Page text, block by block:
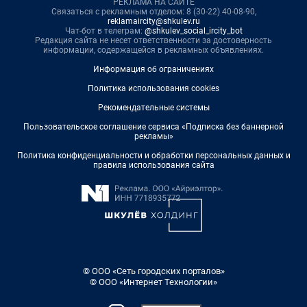
Связаться с рекламным отделом: 8 (30-22) 40-08-90,
reklamaircity@shkulev.ru
Чат-бот в телеграм: @shkulev_social_ircity_bot
Редакция сайта не несет ответственности за достоверность
информации, содержащейся в рекламных объявлениях.
Информация об ограничениях
Политика использования cookies
Рекомендательные системы
Пользовательское соглашение сервиса «Подписка без баннерной
рекламы»
Политика конфиденциальности и обработки персональных данных и
правила использования сайта
© ООО «Сеть городских порталов»
© ООО «Интернет Технологии»